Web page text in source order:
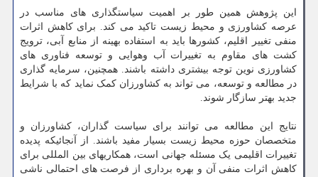
این پژوهش همین طور بر اهمیت سیاستگذاری های مناسب در
عرصه کشاورزی و محیط زیست تاکید می کند. برای کاهش اثرات
منفی تغییر اقلیم، کشورها باید به استفاده بهینه از منابع آبی، ترویج
کشت های مقاوم به تغییرات آب وهوایی و توسعه فناوری های
کشاورزی نوین توجه بیشتری داشته باشند. همچنین، سرمایه گذاری
در مطالعه و توسعه، می تواند به کشاورزان کمک نماید که با شرایط
جدید بهتر سازگار شوند.
نتایج این مطالعه می توانند برای سیاست گذاران، کشاورزان و
متخصصان حوزه محیط زیست بسیار مفید باشند. از آنجائیکه پدیده
تغییرات اقلیمی یک مسئله جهانی است، همکاریهای بین المللی برای
کاهش اثرات منفی آن و بهره برداری از فرصت های احتمالی ناشی